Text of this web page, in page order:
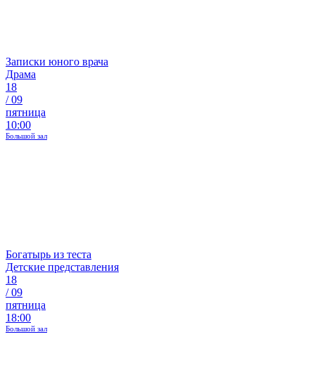
Записки юного врача
Драма
18
/09
пятница
10:00
Большой зал
Богатырь из теста
Детские представления
18
/09
пятница
18:00
Большой зал